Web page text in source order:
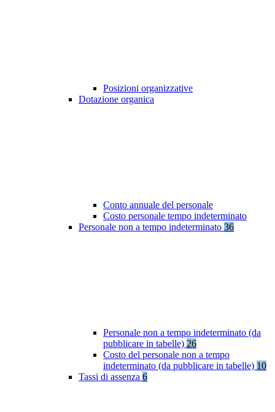
Posizioni organizzative
Dotazione organica
Conto annuale del personale
Costo personale tempo indeterminato
Personale non a tempo indeterminato 36
Personale non a tempo indeterminato (da
pubblicare in tabelle) 26
Costo del personale non a tempo
indeterminato (da pubblicare in tabelle) 10
Tassi di assenza 6